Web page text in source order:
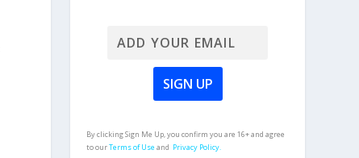
By clicking Sign Me Up, you confirm you are 16+ and agree
to ourTerms of Useand Privacy Policy.